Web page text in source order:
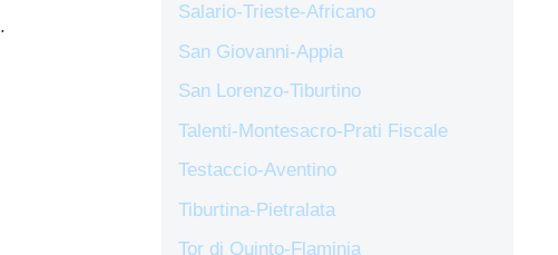
.
Salario-Trieste-Africano
San Giovanni-Appia
San Lorenzo-Tiburtino
Talenti-Montesacro-Prati Fiscale
Testaccio-Aventino
Tiburtina-Pietralata
Tor di Quinto-Flaminia